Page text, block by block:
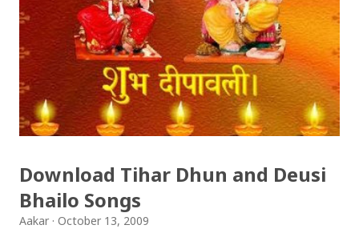
Download Tihar Dhun and Deusi
Bhailo Songs
Aakar October 13, 2009